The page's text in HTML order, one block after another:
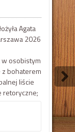
Agata
2026
w osobistym
bohaterem
liście
retoryczne;
...